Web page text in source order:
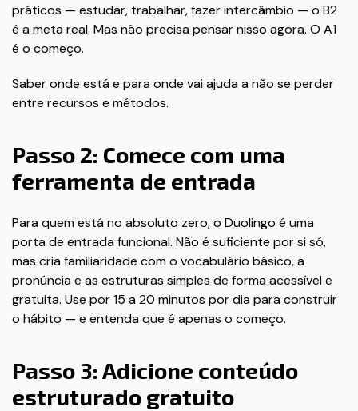
práticos — estudar, trabalhar, fazer intercâmbio — o B2
é a meta real. Mas não precisa pensar nisso agora. O A1
é o começo.
Saber onde está e para onde vai ajuda a não se perder
entre recursos e métodos.
Passo 2: Comece com uma
ferramenta de entrada
Para quem está no absoluto zero, o Duolingo é uma
porta de entrada funcional. Não é suficiente por si só,
mas cria familiaridade com o vocabulário básico, a
pronúncia e as estruturas simples de forma acessível e
gratuita. Use por 15 a 20 minutos por dia para construir
o hábito — e entenda que é apenas o começo.
Passo 3: Adicione conteúdo
estruturado gratuito